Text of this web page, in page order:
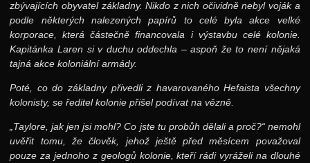
zbývajících obyvatel základny. Nikdo z nich očividně nebyl voják a
podle některých nalezených papírů to celé byla akce velké
korporace, která částečně financovala i výstavbu celé kolonie.
Kapitánka Laren si v duchu oddechla – aspoň že to není nějaká
tajná akce koloniální armády.
Poté, co do základny přivedli z havarovaného Hefaista všechny
kolonisty, se ředitel kolonie přišel podívat na vězně.
„Taylore, jak jen jsi mohl? Co jste tu probůh dělali a proč?“ nemohl
uvěřit tomu, že člověk, jehož ještě před měsícem považoval
pouze za jednoho z geologů kolonie, kteří rádi vyráželi na dlouhé